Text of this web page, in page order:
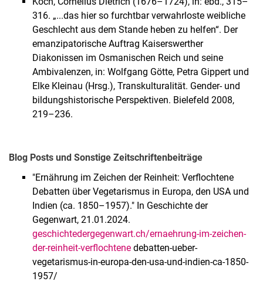
316. „...das hier so furchtbar verwahrloste weibliche
Geschlecht aus dem Stande heben zu helfen“. Der
emanzipatorische Auftrag Kaiserswerther
Diakonissen im Osmanischen Reich und seine
Ambivalenzen, in: Wolfgang Götte, Petra Gippert und
Elke Kleinau (Hrsg.), Transkulturalität. Gender- und
bildungshistorische Perspektiven. Bielefeld 2008,
219–236.
Blog Posts und Sonstige Zeitschriftenbeiträge
"Ernährung im Zeichen der Reinheit: Verflochtene
Debatten über Vegetarismus in Europa, den USA und
Indien (ca. 1850–1957)." In Geschichte der
Gegenwart, 21.01.2024.
geschichtedergegenwart.ch/ernaehrung-im-zeichen-
der-reinheit-verflochtene debatten-ueber-
vegetarismus-in-europa-den-usa-und-indien-ca-1850-
1957/